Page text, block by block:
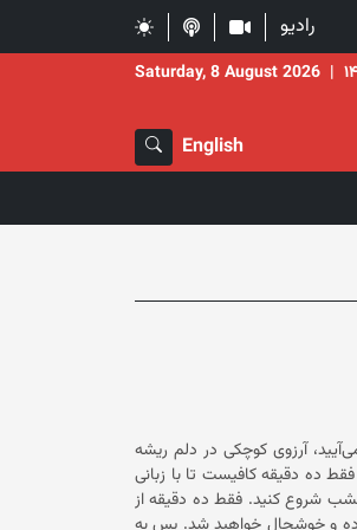
رادیو
|
Saturday, 8 August 2026
English
می‌آیید، آرزوی کوچکی در دلم ریشه
ده دقیقه کافیست تا با زبانی
میان بگذارم. اگر باور ندارید، از همین امشب شروع کنید. فقط ده دقیقه از